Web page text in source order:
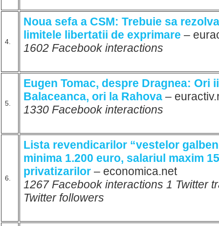
4.
Noua sefa a CSM: Trebuie sa
limitele libertatii de exprimare –
1602 Facebook interactions
5.
Eugen Tomac, despre Dragnea: Ori
Balaceanca, ori la Rahova –
1330 Facebook interactions
6.
Lista revendicarilor “vestelor
minima 1.200 euro, salariul maxim
privatizarilor – economica.net
1267 Facebook interactions 1 Twitter
Twitter followers